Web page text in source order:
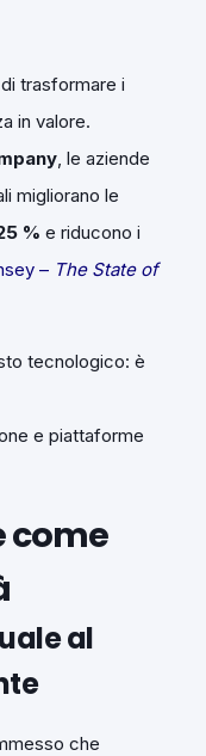
trasformare i
in valore.
, le aziende
migliorano le
% e riducono i
– The State of
tecnologico: è
e piattaforme
come
al
che